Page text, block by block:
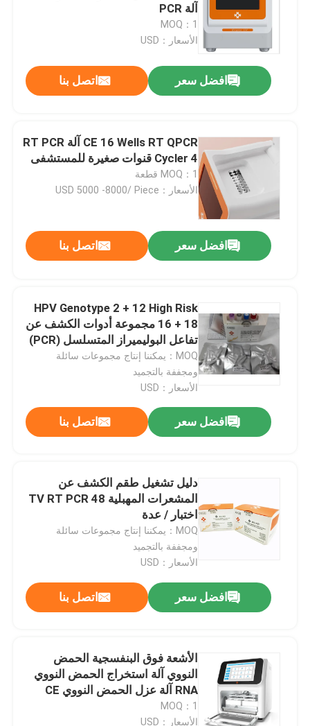
منتجات
أشرطة فيديو
آلة PCR
MOQ：1
الأسعار：USD
افضل سعر اتصل بنا
CE 16 Wells RT QPCR آلة RT PCR
Cycler 4 قنوات صغيرة للمستشفى
MOQ：1 قطعة
الأسعار：USD 5000 -8000/ Piece
افضل سعر اتصل بنا
HPV Genotype 2 + 12 High Risk
16 + 18 مجموعة أدوات الكشف عن
تفاعل البوليميراز المتسلسل (PCR)
متوسطة الخطورة مجففة بالتبريد
MOQ：يمكننا إنتاج مجموعات سائلة
ومجففة بالتجميد
الأسعار：USD
افضل سعر اتصل بنا
دليل تشغيل طقم الكشف عن
المشعرات المهبلية TV RT PCR 48
اختبار / عدة
MOQ：يمكننا إنتاج مجموعات سائلة
ومجففة بالتجميد
الأسعار：USD
افضل سعر اتصل بنا
الأشعة فوق البنفسجية الحمض
النووي آلة استخراج الحمض النووي
RNA آلة عزل الحمض النووي CE
MOQ：1
الأسعار：USD